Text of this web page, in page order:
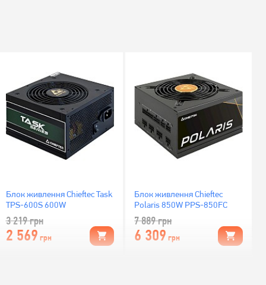
Блок живлення Chieftec Task
TPS-600S 600W
3 219грн
2 569 грн
Блок живлення Chieftec
Polaris 850W PPS-850FC
7 889грн
6 309 грн